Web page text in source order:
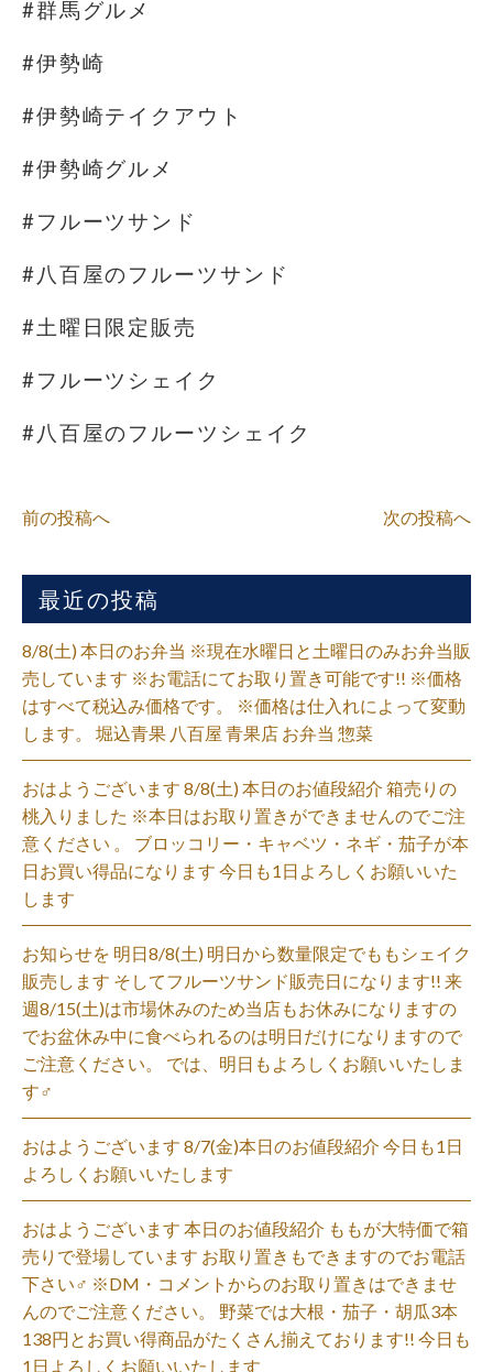
#群馬グルメ
#伊勢崎
#伊勢崎テイクアウト
#伊勢崎グルメ
#フルーツサンド
#八百屋のフルーツサンド
#土曜日限定販売
#フルーツシェイク
#八百屋のフルーツシェイク
前の投稿へ 次の投稿へ
最近の投稿
8/8(土) 本日のお弁当 ※現在水曜日と土曜日のみお弁当販
売しています ※お電話にてお取り置き可能です!! ※価格
はすべて税込み価格です。 ※価格は仕入れによって変動
します。 堀込青果 八百屋 青果店 お弁当 惣菜
おはようございます 8/8(土) 本日のお値段紹介 箱売りの
桃入りました ※本日はお取り置きができませんのでご注
意ください 。 ブロッコリー・キャベツ・ネギ・茄子が本
日お買い得品になります 今日も1日よろしくお願いいた
します
お知らせを 明日8/8(土) 明日から数量限定でももシェイク
販売します そしてフルーツサンド販売日になります!! 来
週8/15(土)は市場休みのため当店もお休みになりますの
でお盆休み中に食べられるのは明日だけになりますので
ご注意ください。 では、明日もよろしくお願いいたしま
す‍♂️
おはようございます 8/7(金)本日のお値段紹介 今日も1日
よろしくお願いいたします
おはようございます 本日のお値段紹介 ももが大特価で箱
売りで登場しています お取り置きもできますのでお電話
下さい‍♂️ ※DM・コメントからのお取り置きはできませ
んのでご注意ください。 野菜では大根・茄子・胡瓜3本
138円とお買い得商品がたくさん揃えております!! 今日も
1日よろしくお願いいたします